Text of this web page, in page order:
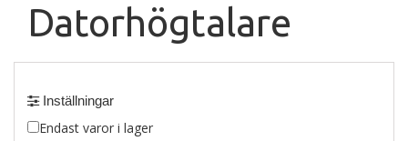
Datorhögtalare
Inställningar
Endast varor i lager